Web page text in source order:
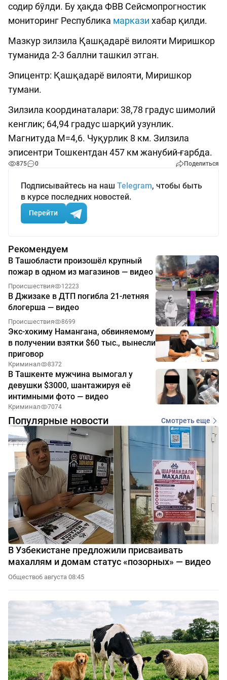
содир бўлди. Бу ҳақда ФВВ Сейсмопрогностик
мониторинг Республика маркази хабар қилди.
Мазкур зилзила Қашқадарё вилояти Миришкор
туманида 2-3 баллни ташкил этган.
Эпицентр: Қашқадарё вилояти, Миришкор
тумани.
Зилзила координаталари: 38,78 градус шимолий
кенглик; 64,94 градус шарқий узунлик.
Магнитуда М=4,6. Чуқурлик 8 км. Зилзила
эписентри Тошкентдан 457 км жанубий-ғарбда.
875 0 Поделиться
Подписывайтесь на наш Telegram, чтобы быть
в курсе последних новостей.
Перейти
Рекомендуем
В Ташобласти произошёл крупный
пожар в одном из магазинов — видео
Происшествия 12223
В Джизаке в ДТП погибла 21-летняя
блогерша — видео
Происшествия 8699
Экс-хокиму Намангана, обвиняемому
в получении взятки $60 тыс., вынесли
приговор
Криминал 8372
В Ташкенте мужчина вымогал у
девушки $3000, шантажируя её
интимными фото — видео
Криминал 7074
Популярные новости Смотреть еще
В Узбекистане предложили присваивать
махаллям и домам статус «позорных» — видео
Общество6 августа 08:45